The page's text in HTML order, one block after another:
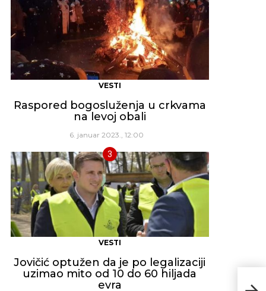
VESTI
Raspored bogosluženja u crkvama
na levoj obali
6. januar 2023., 12:00
VESTI
Jovičić optužen da je po legalizaciji
uzimao mito od 10 do 60 hiljada
evra